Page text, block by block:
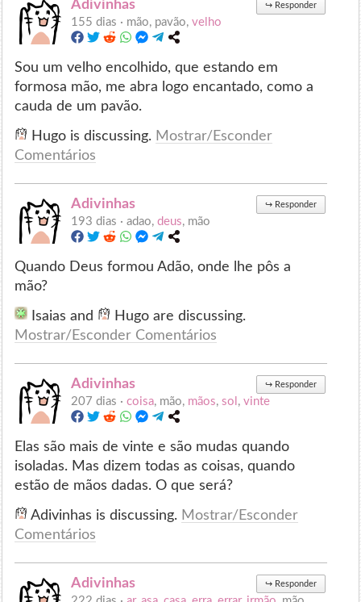
Adivinhas ↪ Responder
155 dias · mão, pavão,velho
Sou um velho encolhido, que estando em
formosa mão, me abra logo encantado, como a
cauda de um pavão.
Hugo is discussing. Mostrar/Esconder
Comentários
Adivinhas ↪ Responder
193 dias ·adao,deus, mão
Quando Deus formou Adão, onde lhe pôs a
mão?
Isaias and
Hugo are discussing.
Mostrar/Esconder Comentários
Adivinhas ↪ Responder
207 dias ·coisa, mão, mãos,sol ,vinte
Elas são mais de vinte e são mudas quando
isoladas. Mas dizem todas as coisas, quando
estão de mãos dadas. O que será?
Adivinhas is discussing. Mostrar/Esconder
Comentários
Adivinhas ↪ Responder